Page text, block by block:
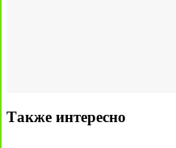
Также интересно